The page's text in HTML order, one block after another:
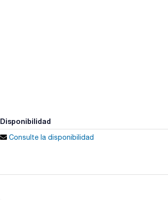
Disponibilidad
Consulte la disponibilidad